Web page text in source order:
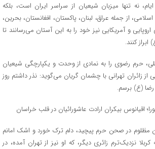
نه تنها میزبان شیعیان از سراسر ایران است، بلکه
از جمله عراق، لبنان، پاکستان، افغانستان، بحرین،
و آمریکایی نیز خود را به این آستان می‌رسانند تا
کنند.
حرم رضوی را به نمادی از وحدت و یکپارچگی شیعیان
زائران تهرانی با چشمان گریان می‌گوید: نذر داشتم روز
رضا (ع) برسم.
در صحن حرم پیچید، دلم ترک خورد و اشک امانم
نزدیک‌ترم زائری دیگر، که او نیز از تهران آمده، در